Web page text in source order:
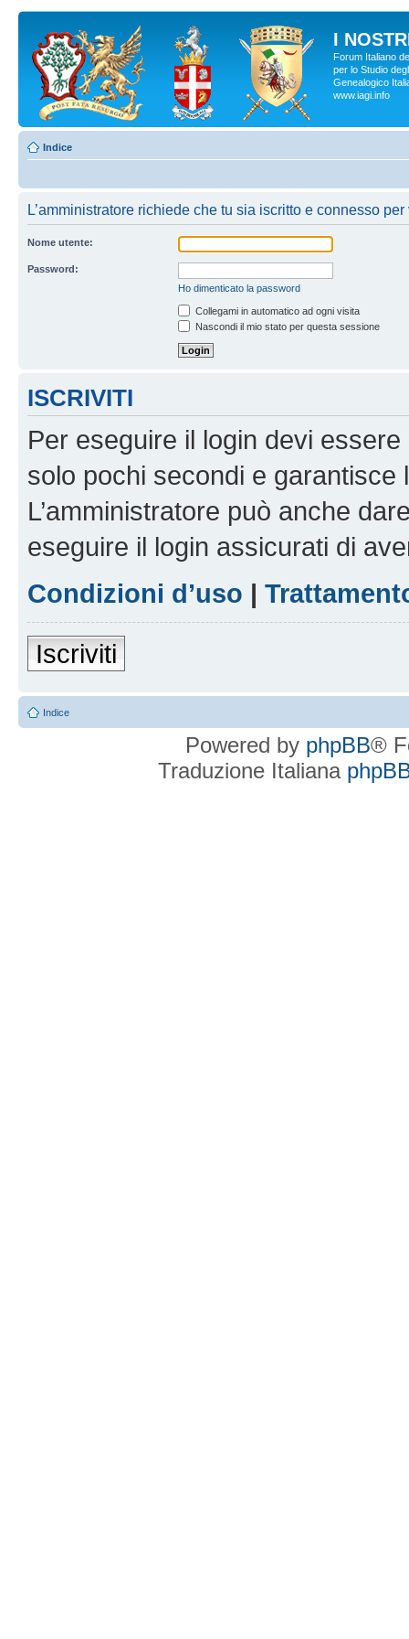
I
Forum Italiano
per lo Studio
Genealogico
www.iagi.info
Indice
L’amministratore richiede che tu sia iscritto e connesso
Nome utente:
Password:
Ho dimenticato la password
Collegami in automatico ad ogni visita
Nascondi il mio stato per questa sessione
ISCRIVITI
Per eseguire il login devi
solo pochi secondi e garantisce
L’amministratore può anche
eseguire il login assicurati di
Condizioni d’uso |
Iscriviti
Indice
Powered by phpBB®
Traduzione Italiana